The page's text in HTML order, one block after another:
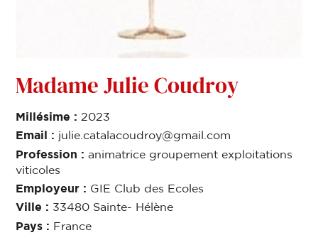
Madame Julie Coudroy
Millésime : 2023
Email : julie.catalacoudroy@gmail.com
Profession :animatrice groupement exploitations
viticoles
Employeur : GIE Club des Ecoles
Ville : 33480 Sainte- Hélène
Pays : France